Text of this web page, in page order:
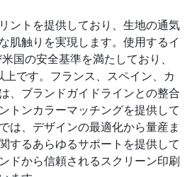
ントを提供しており、生地の通気
肌触りを実現します。使用するイ
国の安全基準を満たしており、
です。フランス、スペイン、カ
、ブランドガイドラインとの整合
トンカラーマッチングを提供して
は、デザインの最適化から量産ま
するあらゆるサポートを提供して
ドから信頼されるスクリーン印刷